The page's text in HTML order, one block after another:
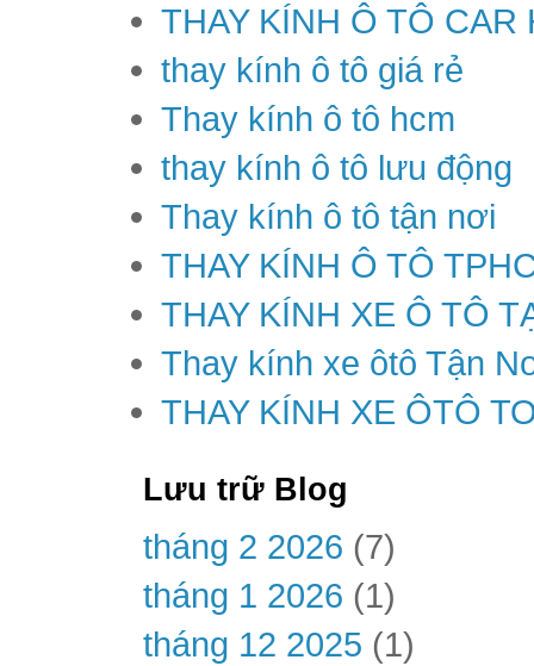
THAY KÍNH Ô TÔ CAR
thay kính ô tô giá rẻ
Thay kính ô tô hcm
thay kính ô tô lưu động
Thay kính ô tô tận nơi
THAY KÍNH Ô TÔ
THAY KÍNH XE Ô TÔ
Thay kính xe ôtô Tận
THAY KÍNH XE ÔTÔ
Lưu trữ Blog
tháng 2 2026 (7)
tháng 1 2026 (1)
tháng 12 2025 (1)